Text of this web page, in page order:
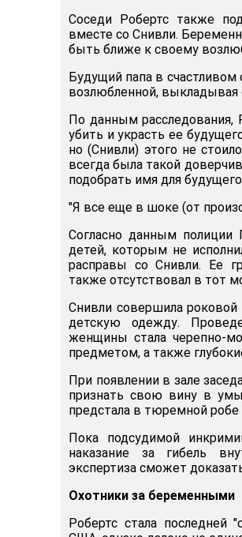
Соседи Робертс также
вместе со Снивли.
быть ближе к своему
Будущий папа в
возлюбленной, выкладывая
По данным расследования,
убить и украсть ее
но (Снивли) этого не
всегда была такой
подобрать имя для
"Я все еще в шоке (от
Согласно данным полиции
детей, которым не
расправы со Снивли. Ее
также отсутствовал в тот
Снивли совершила
детскую одежду.
женщины стала черепно-
предметом, а также
При появлении в зале
признать свою вину в
предстала в тюремной
Пока подсудимой
наказание за гибель
экспертиза сможет
Охотники за беременными
Робертс стала последней